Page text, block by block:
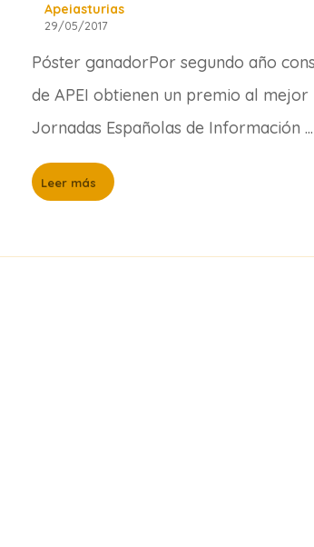
Apeiasturias
29/05/2017
Póster ganadorPor segundo año
de APEI obtienen un premio al mejor
Jornadas Españolas de Información ...
Leer más